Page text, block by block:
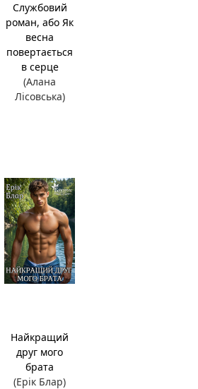
Службовий
роман, або Як
весна
повертається
в серце
(Алана
Лісовська)
Найкращий
друг мого
брата
(Ерік Блар)